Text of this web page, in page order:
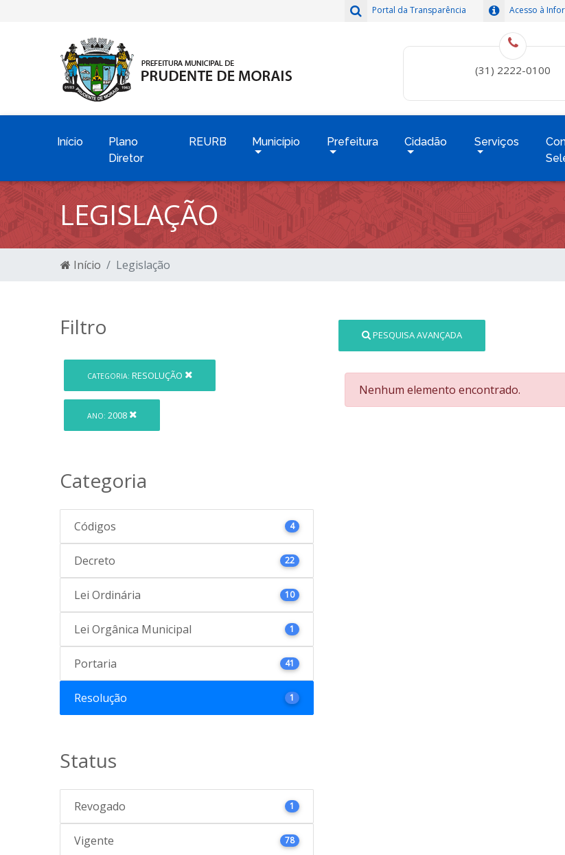
Acesso à
Portal da Transparência
(31) 2222-0100
Início
Plano
Diretor
REURB Município Prefeitura Cidadão Serviços
LEGISLAÇÃO
Início Legislação
Filtro
CATEGORIA: RESOLUÇÃO
ANO: 2008
Categoria
Códigos 4
Decreto 22
Lei Ordinária 10
Lei Orgânica Municipal 1
Portaria 41
Resolução 1
Status
Revogado 1
Vigente 78
PESQUISA AVANÇADA
Nenhum elemento encontrado.